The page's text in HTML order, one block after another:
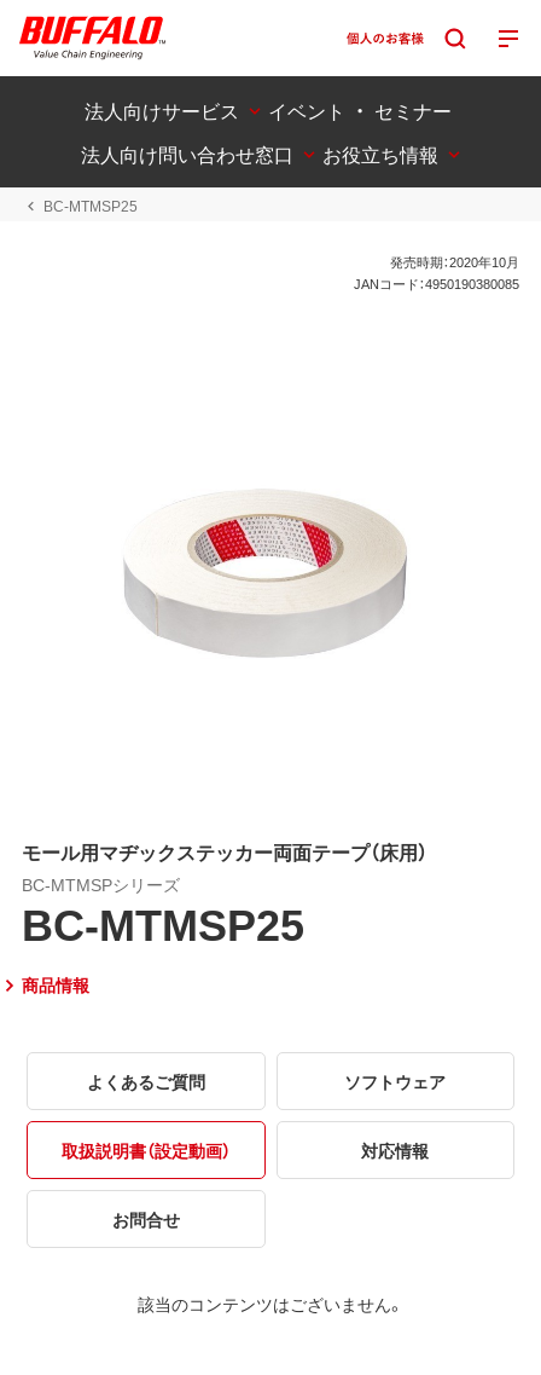
法人向けサービス
イベント ・ セミナー
法人向け問い合わせ窓口
お役立ち情報
BC-MTMSP25
発売時期：2020年10月
JANコード：4950190380085
モール用マヂックステッカー両面テープ（床用）
BC-MTMSPシリーズ
BC-MTMSP25
商品情報
よくあるご質問 ソフトウェア
取扱説明書（設定動画） 対応情報
お問合せ
該当のコンテンツはございません。